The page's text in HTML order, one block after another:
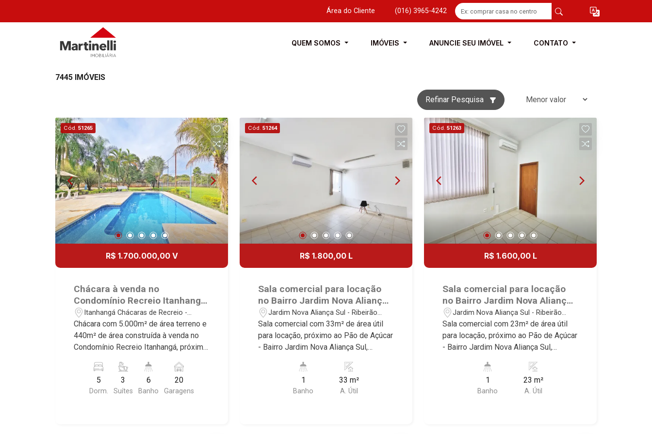
Área do Cliente (016) 3965-4242
QUEM SOMOS IMÓVEIS ANUNCIE SEU IMÓVEL CONTATO
7445 IMÓVEIS
Refinar Pesquisa
Cód. 51265
R$ 1.700.000,00 V
Chácara à venda no
Condomínio Recreio Itanhangá,
próximo ao Colégio Cervantes -
Ribeirão Preto/SP.
Itanhangá Chácaras de Recreio -
Ribeirão Preto/SP
Chácara com 5.000m² de área terreno e
440m² de área construída à venda no
Condomínio Recreio Itanhangá, próximo
Chácaras de Recreio, Ribeirão
Preto/SP. Conheça as características
deste imóvel que a Martinelli
5
Dorm.
3
Suítes
6
Banho
20
Garagens
Cód. 51264
R$ 1.800,00 L
Sala comercial para locação
no Bairro Jardim Nova Aliança
Sul, próximo ao Pão de Açúcar
- Ribeirão Preto/SP.
Jardim Nova Aliança Sul - Ribeirão
Preto/SP
Sala comercial com 33m² de área útil
para locação, próximo ao Pão de Açúcar
- Bairro Jardim Nova Aliança Sul,
características deste imóvel que a
Martinelli Imobiliária selecionou para
1
Banho
33 m²
A. Útil
Cód. 51263
R$ 1.600,00 L
Sala comercial para locação
no Bairro Jardim Nova Aliança
Sul, próximo ao Pão de Açúcar
- Ribeirão Preto/SP.
Jardim Nova Aliança Sul - Ribeirão
Preto/SP
Sala comercial com 23m² de área útil
para locação, próximo ao Pão de Açúcar
- Bairro Jardim Nova Aliança Sul,
características deste imóvel que a
Martinelli Imobiliária selecionou para
1
Banho
23 m²
A. Útil